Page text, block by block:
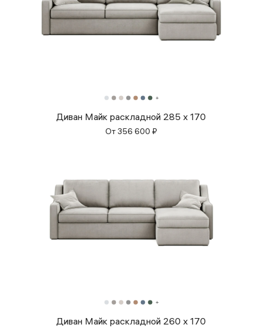
Диван Майк раскладной 285 x 170
От356 600 ₽
Диван Майк раскладной 260 x 170